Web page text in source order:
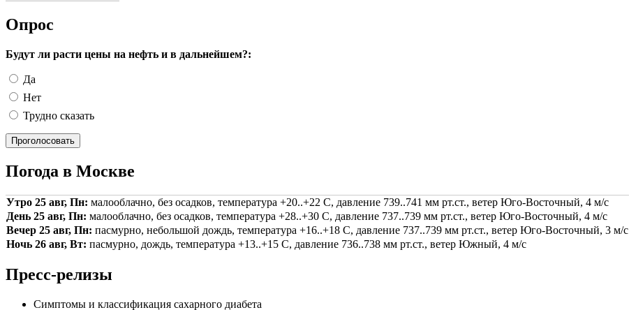
Опрос
Будут ли расти цены на нефть и в дальнейшем?:
Да
Нет
Трудно сказать
Погода в Москве
Утро 25 авг, Пн: малооблачно, без осадков, температура +20..+22 С, давление 739..741 мм рт.ст., ветер Юго-Восточный, 4 м/с
День 25 авг, Пн: малооблачно, без осадков, температура +28..+30 С, давление 737..739 мм рт.ст., ветер Юго-Восточный, 4 м/с
Вечер 25 авг, Пн: пасмурно, небольшой дождь, температура +16..+18 С, давление 737..739 мм рт.ст., ветер Юго-Восточный, 3 м/с
Ночь 26 авг, Вт: пасмурно, дождь, температура +13..+15 С, давление 736..738 мм рт.ст., ветер Южный, 4 м/с
Пресс-релизы
Симптомы и классификация сахарного диабета